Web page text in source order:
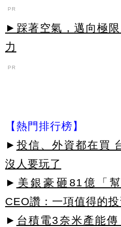
PR
►踩著空氣，邁向極
力
PR
【熱門排行榜】
► 投信、外資都在買
沒人要玩了
► 美銀豪砸81億「
CEO讚：一項值得的投
► 台積電3奈米產能